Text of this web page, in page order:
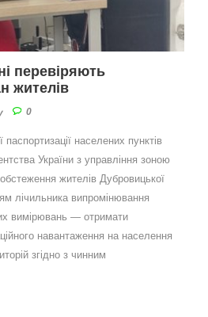
перевіряють
жителів
0
населених пунктів
України з управління зоною
жителів Дубровицької
лічильника випромінювання
вимірювань — отримати
навантаження на населення
згідно з чинним